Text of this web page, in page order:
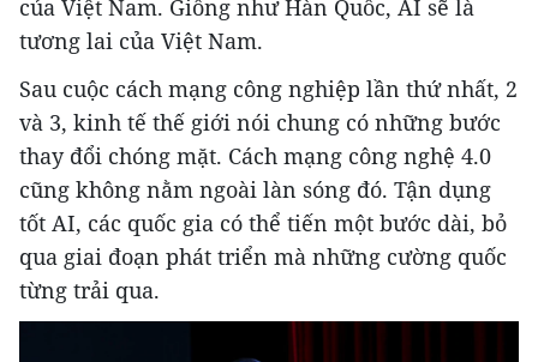
của Việt Nam. Giống như Hàn Quốc, AI sẽ là
tương lai của Việt Nam.
Sau cuộc cách mạng công nghiệp lần thứ nhất, 2
và 3, kinh tế thế giới nói chung có những bước
thay đổi chóng mặt. Cách mạng công nghệ 4.0
cũng không nằm ngoài làn sóng đó. Tận dụng
tốt AI, các quốc gia có thể tiến một bước dài, bỏ
qua giai đoạn phát triển mà những cường quốc
từng trải qua.